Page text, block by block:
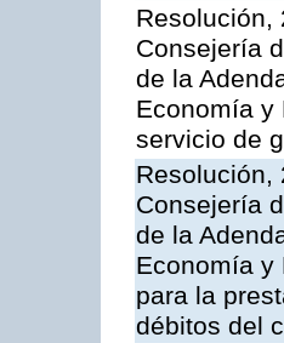
Resolución,
Consejería
de la
Economía y
servicio de
Resolución,
Consejería
de la
Economía y
para la
débitos del